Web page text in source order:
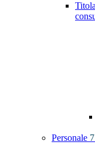
Personale